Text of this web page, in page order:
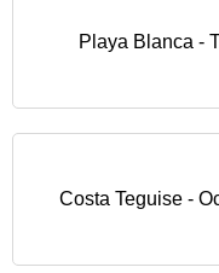
Playa Blanca -
Costa Teguise -